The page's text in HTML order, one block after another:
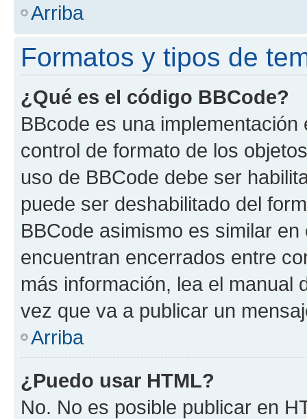
Arriba
Formatos y tipos de
¿Qué es el código BBCode?
BBcode es una
control de formato de los
uso de BBCode debe ser
puede ser deshabilitado del
BBCode asimismo es similar
encuentran encerrados entre
más información, lea el manual
vez que va a publicar un
Arriba
¿Puedo usar HTML?
No. No es posible publicar en